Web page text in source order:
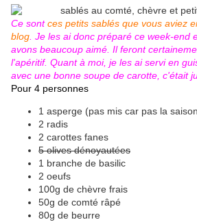
Ce sontces petits sablés que vous aviez
blog . Je les ai donc préparé ce week-end
avons beaucoup aimé. Il feront
l'apéritif. Quant à moi, je les ai servi en
avec une bonne soupe de carotte, c'était
Pour 4 personnes
1 asperge (pas mis car pas la
2 radis
2 carottes fanes
5 olives dénoyautées
1 branche de basilic
2 oeufs
100g de chèvre frais
50g de comté râpé
80g de beurre